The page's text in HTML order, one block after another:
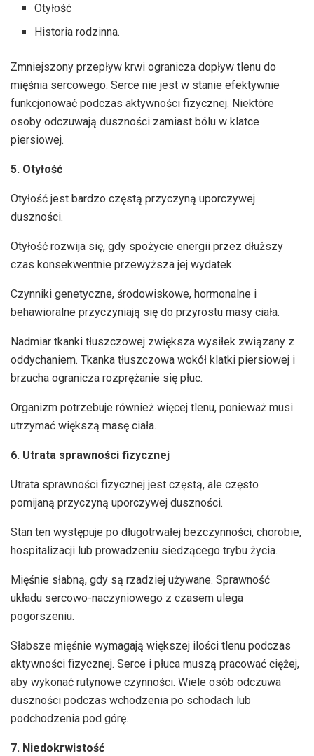
Otyłość
Historia rodzinna.
Zmniejszony przepływ krwi ogranicza dopływ tlenu do
mięśnia sercowego. Serce nie jest w stanie efektywnie
funkcjonować podczas aktywności fizycznej. Niektóre
osoby odczuwają duszności zamiast bólu w klatce
piersiowej.
5. Otyłość
Otyłość jest bardzo częstą przyczyną uporczywej
duszności.
Otyłość rozwija się, gdy spożycie energii przez dłuższy
czas konsekwentnie przewyższa jej wydatek.
Czynniki genetyczne, środowiskowe, hormonalne i
behawioralne przyczyniają się do przyrostu masy ciała.
Nadmiar tkanki tłuszczowej zwiększa wysiłek związany z
oddychaniem. Tkanka tłuszczowa wokół klatki piersiowej i
brzucha ogranicza rozprężanie się płuc.
Organizm potrzebuje również więcej tlenu, ponieważ musi
utrzymać większą masę ciała.
6. Utrata sprawności fizycznej
Utrata sprawności fizycznej jest częstą, ale często
pomijaną przyczyną uporczywej duszności.
Stan ten występuje po długotrwałej bezczynności, chorobie,
hospitalizacji lub prowadzeniu siedzącego trybu życia.
Mięśnie słabną, gdy są rzadziej używane. Sprawność
układu sercowo-naczyniowego z czasem ulega
pogorszeniu.
Słabsze mięśnie wymagają większej ilości tlenu podczas
aktywności fizycznej. Serce i płuca muszą pracować ciężej,
aby wykonać rutynowe czynności. Wiele osób odczuwa
duszności podczas wchodzenia po schodach lub
podchodzenia pod górę.
7. Niedokrwistość